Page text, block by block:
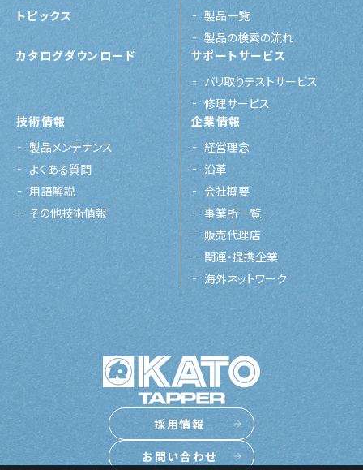
トピックス
製品一覧
製品の検索の流れ
カタログダウンロード
サポートサービス
バリ取りテストサービス
修理サービス
技術情報
製品メンテナンス
よくある質問
用語解説
その他技術情報
企業情報
経営理念
沿革
会社概要
事業所一覧
販売代理店
関連・提携企業
海外ネットワーク
採用情報
お問い合わせ